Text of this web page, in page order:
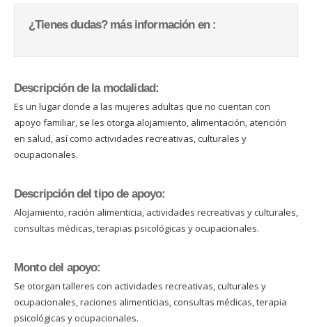
¿Tienes dudas? más información en :
Descripción de la modalidad:
Es un lugar donde a las mujeres adultas que no cuentan con
apoyo familiar, se les otorga alojamiento, alimentación, atención
en salud, así como actividades recreativas, culturales y
ocupacionales.
Descripción del tipo de apoyo:
Alojamiento, ración alimenticia, actividades recreativas y culturales,
consultas médicas, terapias psicológicas y ocupacionales.
Monto del apoyo:
Se otorgan talleres con actividades recreativas, culturales y
ocupacionales, raciones alimenticias, consultas médicas, terapia
psicológicas y ocupacionales.